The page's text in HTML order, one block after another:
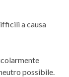
a causa
possibile.